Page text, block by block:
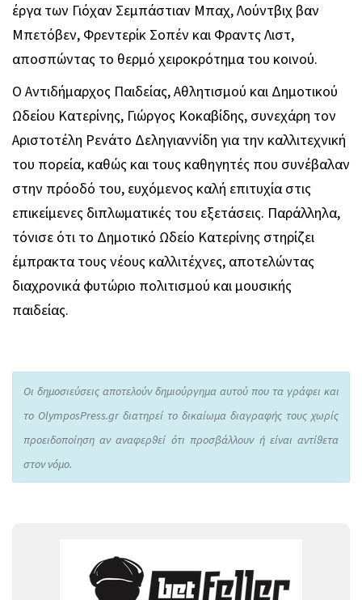
έργα των Γιόχαν Σεμπάστιαν Μπαχ, Λούντβιχ βαν
Μπετόβεν, Φρεντερίκ Σοπέν και Φραντς Λιστ,
αποσπώντας το θερμό χειροκρότημα του κοινού.
Ο Αντιδήμαρχος Παιδείας, Αθλητισμού και Δημοτικού
Ωδείου Κατερίνης, Γιώργος Κοκαβίδης, συνεχάρη τον
Αριστοτέλη Ρενάτο Δεληγιαννίδη για την καλλιτεχνική
του πορεία, καθώς και τους καθηγητές που συνέβαλαν
στην πρόοδό του, ευχόμενος καλή επιτυχία στις
επικείμενες διπλωματικές του εξετάσεις. Παράλληλα,
τόνισε ότι το Δημοτικό Ωδείο Κατερίνης στηρίζει
έμπρακτα τους νέους καλλιτέχνες, αποτελώντας
διαχρονικά φυτώριο πολιτισμού και μουσικής
παιδείας.
Οι δημοσιεύσεις αποτελούν δημιούργημα αυτού που τα γράφει και
το OlymposPress.gr διατηρεί το δικαίωμα διαγραφής τους χωρίς
προειδοποίηση αν αναφερθεί ότι προσβάλλουν ή είναι αντίθετα
στον νόμο.